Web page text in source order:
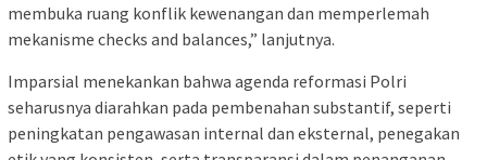
membuka ruang konflik kewenangan dan memperlemah
mekanisme checks and balances,” lanjutnya.
Imparsial menekankan bahwa agenda reformasi Polri
seharusnya diarahkan pada pembenahan substantif, seperti
peningkatan pengawasan internal dan eksternal, penegakan